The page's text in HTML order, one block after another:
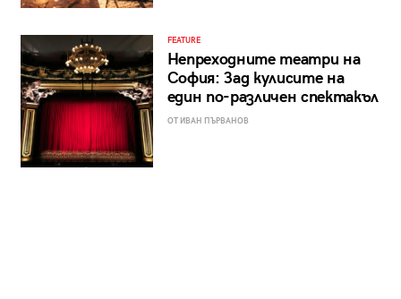
FEATURE
Непреходните театри на
София: Зад кулисите на
един по-различен спектакъл
ОТ ИВАН ПЪРВАНОВ